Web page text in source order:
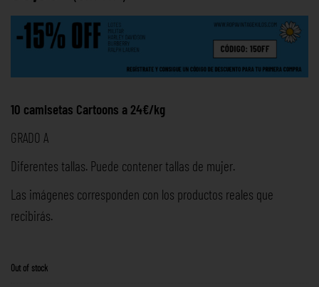
10 camisetas Cartoons a 24€/kg
GRADO A
Diferentes tallas. Puede contener tallas de mujer.
Las imágenes corresponden con los productos reales que
recibirás.
Out of stock